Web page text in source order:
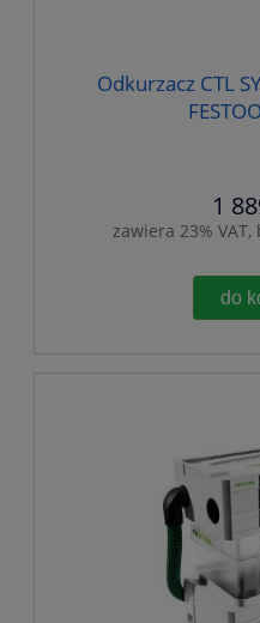
Odkurzacz CTL
1
zawiera 23%
do